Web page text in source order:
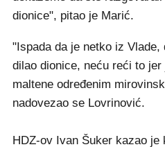
dionice", pitao je Marić.
"Ispada da je netko iz
dilao dionice, neću reći to
maltene određenim
nadovezao se Lovrinović.
HDZ-ov Ivan Šuker kazao